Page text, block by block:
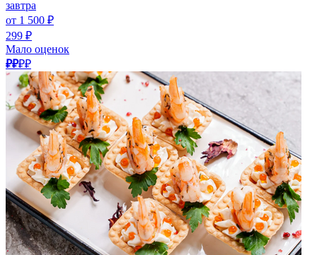
завтра
от 1 500 ₽
299 ₽
Мало оценок
₽₽₽₽